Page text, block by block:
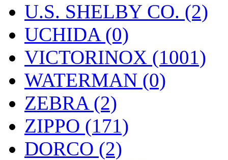
U.S. SHELBY CO. (2)
UCHIDA (0)
VICTORINOX (1001)
WATERMAN (0)
ZEBRA (2)
ZIPPO (171)
DORCO (2)